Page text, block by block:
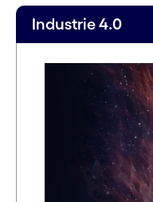
Industrie 4.0